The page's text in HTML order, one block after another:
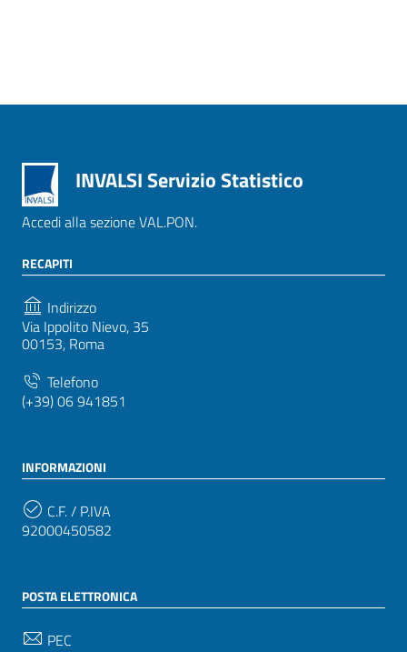
INVALSI Servizio Statistico
Accedi alla sezione VAL.PON.
RECAPITI
Indirizzo
Via Ippolito Nievo, 35
00153, Roma
Telefono
(+39) 06 941851
INFORMAZIONI
C.F. / P.IVA
92000450582
POSTA ELETTRONICA
PEC